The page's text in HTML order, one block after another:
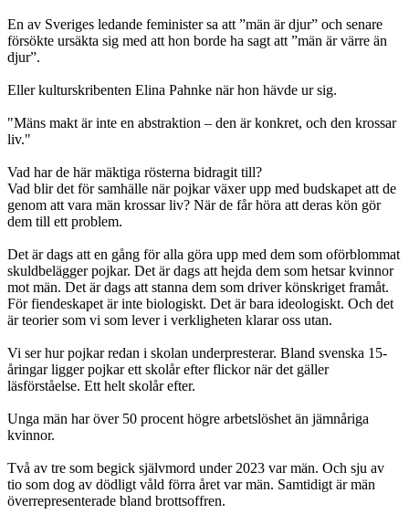
En av Sveriges ledande feminister sa att ”män är djur” och senare
försökte ursäkta sig med att hon borde ha sagt att ”män är värre än
djur”.
Eller kulturskribenten Elina Pahnke när hon hävde ur sig.
"Mäns makt är inte en abstraktion – den är konkret, och den krossar
liv."
Vad har de här mäktiga rösterna bidragit till?
Vad blir det för samhälle när pojkar växer upp med budskapet att de
genom att vara män krossar liv? När de får höra att deras kön gör
dem till ett problem.
Det är dags att en gång för alla göra upp med dem som oförblommat
skuldbelägger pojkar. Det är dags att hejda dem som hetsar kvinnor
mot män. Det är dags att stanna dem som driver könskriget framåt.
För fiendeskapet är inte biologiskt. Det är bara ideologiskt. Och det
är teorier som vi som lever i verkligheten klarar oss utan.
Vi ser hur pojkar redan i skolan underpresterar. Bland svenska 15-
åringar ligger pojkar ett skolår efter flickor när det gäller
läsförståelse. Ett helt skolår efter.
Unga män har över 50 procent högre arbetslöshet än jämnåriga
kvinnor.
Två av tre som begick självmord under 2023 var män. Och sju av
tio som dog av dödligt våld förra året var män. Samtidigt är män
överrepresenterade bland brottsoffren.